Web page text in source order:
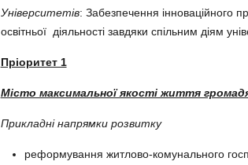
Університетів: Забезпечення інноваційного
освітньої діяльності завдяки спільним діям
Пріоритет 1
Місто максимальної якості життя
Прикладні напрямки розвитку
реформування житлово-комунального